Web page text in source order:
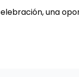
una